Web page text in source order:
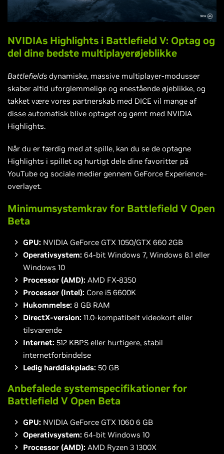
NVIDIAs Highlights i Battlefield V: Optag og
del dine bedste multiplayerøjeblikke
Battlefields dynamiske, massive multiplayer-modusser
skaber altid uforglemmelige og enestående øjeblikke, og
takket være vores partnerskab med DICE vil mange af
disse automatisk blive optaget og gemt med NVIDIA
Highlights.
Når du er færdig med at spille, kan du se de optagne
Highlights i spillet og hurtigt dele dine favoritter på
YouTube og sociale medier gennem GeForce Experience-
overlayet.
Minimumsystemkrav for Battlefield V Open
Beta
GPU: NVIDIA GeForce GTX 1050/GTX 660 2GB
Operativsystem: 64-bit Windows 7, Windows 8.1 eller
Windows 10
Processor (AMD): AMD FX-8350
Processor (Intel): Core i5 6600K
Hukommelse: 8 GB RAM
DirectX-version: 11.0-kompatibelt videokort eller
tilsvarende
Internet: 512 KBPS eller hurtigere, stabil
internetforbindelse
Ledig harddiskplads: 50 GB
Anbefalede systemspecifikationer for
Battlefield V Open Beta
GPU: NVIDIA GeForce GTX 1060 6 GB
Operativsystem: 64-bit Windows 10
Processor (AMD): AMD Ryzen 3 1300X